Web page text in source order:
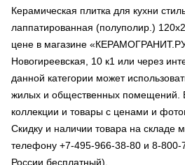
Керамическая плитка для кухни
лаппатированная (полуполир.)
цене в магазине
Новогиреевская, 10 к1 или через
данной категории может
жилых и общественных помещений.
коллекции и товары с ценами и
Скидку и наличии товара на складе
телефону +7-495-966-38-80 и 8-800-
России бесплатный).